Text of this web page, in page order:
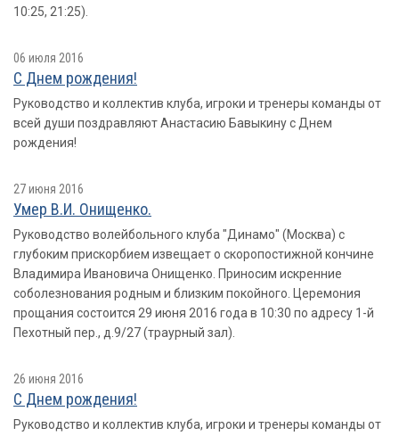
10:25, 21:25).
06 июля 2016
С Днем рождения!
Руководство и коллектив клуба, игроки и тренеры команды от
всей души поздравляют Анастасию Бавыкину с Днем
рождения!
27 июня 2016
Умер В.И. Онищенко.
Руководство волейбольного клуба "Динамо" (Москва) с
глубоким прискорбием извещает о скоропостижной кончине
Владимира Ивановича Онищенко. Приносим искренние
соболезнования родным и близким покойного. Церемония
прощания состоится 29 июня 2016 года в 10:30 по адресу 1-й
Пехотный пер., д.9/27 (траурный зал).
26 июня 2016
С Днем рождения!
Руководство и коллектив клуба, игроки и тренеры команды от